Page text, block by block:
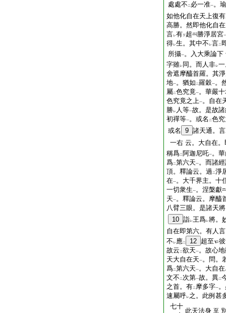
處處不 二 必一准一。
如他化自在天上復有
高勝。然即他化自
言レ有下超 勝淨居宮一
得レ生。其中不 レ言二
所攝一。入大乘論下
字雖レ 同。而人非レ
舍遮摩醯首羅。其
地一。猶如 二羅穀一。
屬二色究竟一。華嚴
色究竟之上一。自在
勝レ 人等一故。是故
初禪等一。或名 二色
或名
9 諸天通。言
一右 云。大自在
稱爲二 阿迦尼吒一。
爲二第六天一。而諸
頂。釋論云。過 二淨
在一。大千界主。十
一切衆生一。涅槃獻
天一。釋論云。摩醯
八臂三眼。是諸天
10 詣レ王爲レ將。
自在即第六。有人
不 レ應二 12 超至
故云 二欲天一。故心
天大自在天一。問。
爲二第六天一。大自
文不 二次第一故。異二
之首。有二 摩多字一
速屬呼レ之。此例甚
七十
此天法身 至